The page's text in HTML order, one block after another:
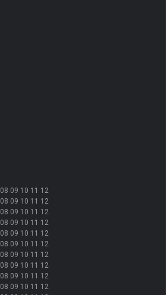
08 09 10 11 12
08 09 10 11 12
08 09 10 11 12
08 09 10 11 12
08 09 10 11 12
08 09 10 11 12
08 09 10 11 12
08 09 10 11 12
08 09 10 11 12
08 09 10 11 12